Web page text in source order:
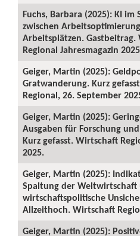
Fuchs, Barbara (2025): KI im
zwischen
Arbeitsplätzen. Gastbeitrag.
Regional Jahresmagazin
Geiger, Martin (2025):
Gratwanderung. Kurz
Regional, 26. September
Geiger, Martin (2025):
Ausgaben für Forschung
Kurz gefasst. Wirtschaft
2025.
Geiger, Martin (2025):
Spaltung der Weltwirtschaft
wirtschaftspolitische
Allzeithoch. Wirtschaft
Geiger, Martin (2025):